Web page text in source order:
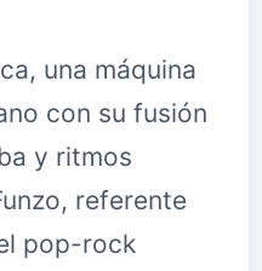
una máquina
con su fusión
y ritmos
referente
pop-rock